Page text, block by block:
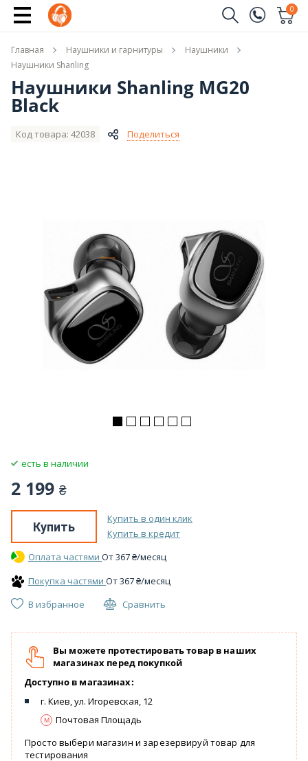
(096)
(044)
0
Имя
Телефон
Главная Наушники и гарнитуры
Наушники
Наушники Shanling
Наушники Shanling MG20
Black
Код товара: 42038 Поделиться
есть в наличии
2 199 ₴
Купить
Купить в один клик
Купить в кредит
Оплата частями От367₴/месяц
Покупка частями От367₴/месяц
В избранное
Сравнить
Вы можете протестировать товар в наших
магазинах перед покупкой
Доступно в магазинах:
г. Киев, ул. Игоревская, 12
Почтовая Площадь
Просто выбери магазин и зарезервируй товар для
тестирования
Купить